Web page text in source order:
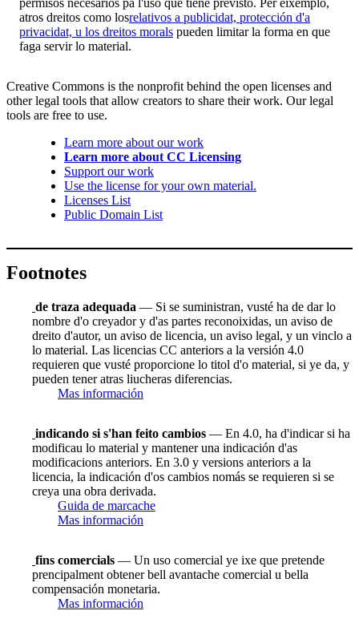
permisos necesarios pa l'uso que tiene previsto. Per eixemplo,
atros dreitos como losrelativos a publicidat, protección d'a
privacidat, u los dreitos morals pueden limitar la forma en que
faga servir lo material.
Creative Commons is the nonprofit behind the open licenses and
other legal tools that allow creators to share their work. Our legal
tools are free to use.
Learn more about our work
Learn more about CC Licensing
Support our work
Use the license for your own material.
Licenses List
Public Domain List
Footnotes
de traza adequada — Si se suministran, vusté ha de dar lo
nombre d'o creyador y d'as partes reconoixidas, un aviso de
dreito d'autor, un aviso de licencia, un aviso legal, y un vinclo a
lo material. Las licencias CC anteriors a la versión 4.0
requieren que vusté proporcione lo titol d'o material, si ye da, y
pueden tener atras liucheras diferencias.
Mas información
indicando si s'han feito cambios — En 4.0, ha d'indicar si ha
modificau lo material y mantener una indicación d'as
modificacions anteriors. En 3.0 y versions anteriors a la
licencia, la indicación d'os cambios nomás se requieren si se
creya una obra derivada.
Guida de marcache
Mas información
fins comercials — Un uso comercial ye ixe que pretende
prencipalment obtener bell avantache comercial u bella
compensación monetaria.
Mas información